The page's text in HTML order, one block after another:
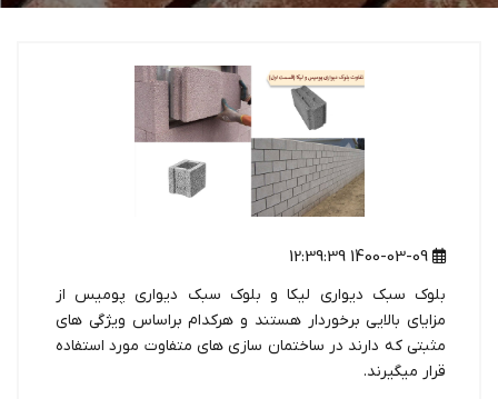
1400-03-09 12:39:39
بلوک سبک دیواری لیکا و بلوک سبک دیواری پومیس از
مزایای بالایی برخوردار هستند و هرکدام براساس ویژگی های
مثبتی که دارند در ساختمان سازی های متفاوت مورد استفاده
قرار میگیرند.